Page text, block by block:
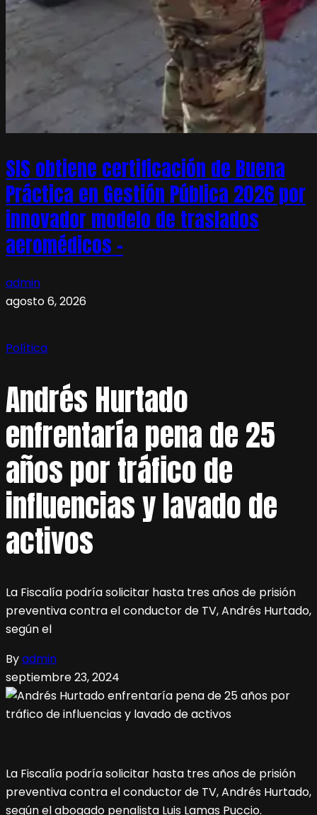
SIS obtiene certificación de Buena
Práctica en Gestión Pública 2026 por
innovador modelo de traslados
aeromédicos –
admin
agosto 6, 2026
Política
Andrés Hurtado
enfrentaría pena de 25
años por tráfico de
influencias y lavado de
activos
La Fiscalía podría solicitar hasta tres años de prisión
preventiva contra el conductor de TV, Andrés Hurtado,
según el
Byadmin
septiembre 23, 2024
La Fiscalía podría solicitar hasta tres años de prisión
preventiva contra el conductor de TV, Andrés Hurtado,
según el abogado penalista Luis Lamas Puccio.